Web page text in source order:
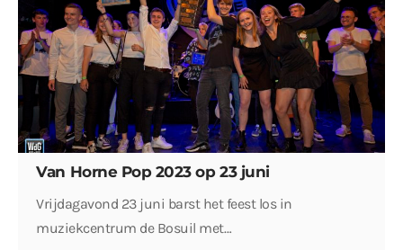
Van Horne Pop 2023 op 23 juni
Vrijdagavond 23 juni barst het feest los in
muziekcentrum de Bosuil met…